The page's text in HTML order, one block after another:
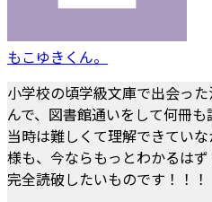
もこゆきくん。
小学校の頃学級文庫で出会っ
んで、図書館通いをして何冊も
当時は難しくて理解できてい
様も、今ならもっとわかるはず
完全読破したいものです！！！